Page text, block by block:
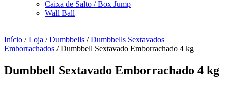
Caixa de Salto / Box Jump
Wall Ball
Início /Loja /Dumbbells /Dumbbells Sextavados
Emborrachados / Dumbbell Sextavado Emborrachado 4 kg
Dumbbell Sextavado Emborrachado 4 kg